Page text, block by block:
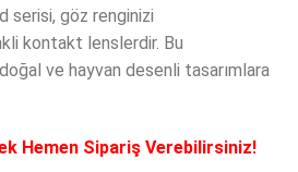
serisi, göz renginizi
kontakt lenslerdir. Bu
ve hayvan desenli tasarımlara
Hemen Sipariş Verebilirsiniz!